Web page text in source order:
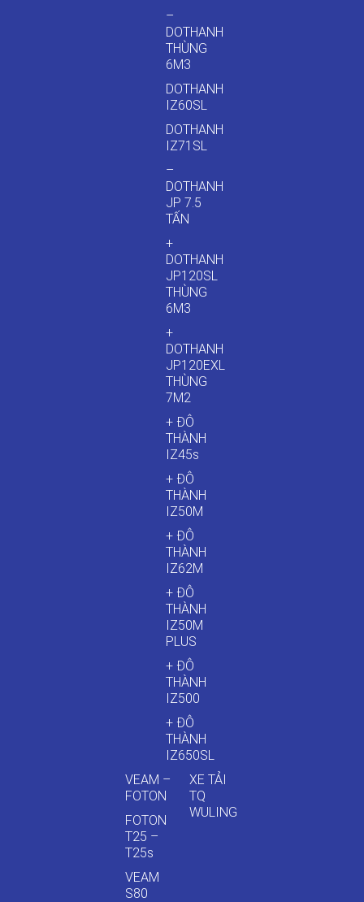
–
DOTHANH
THÙNG
6M3
DOTHANH
IZ60SL
DOTHANH
IZ71SL
–
DOTHANH
JP 7.5
TẤN
+
DOTHANH
JP120SL
THÙNG
6M3
+
DOTHANH
JP120EXL
THÙNG
7M2
+ ĐÔ
THÀNH
IZ45s
+ ĐÔ
THÀNH
IZ50M
+ ĐÔ
THÀNH
IZ62M
+ ĐÔ
THÀNH
IZ50M
PLUS
+ ĐÔ
THÀNH
IZ500
+ ĐÔ
THÀNH
IZ650SL
VEAM –
FOTON
FOTON
T25 –
T25s
VEAM
S80
XE TẢI
TQ
WULING